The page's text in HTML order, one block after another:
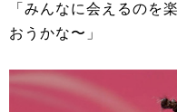
「みんなに会えるのを
おうかな〜」